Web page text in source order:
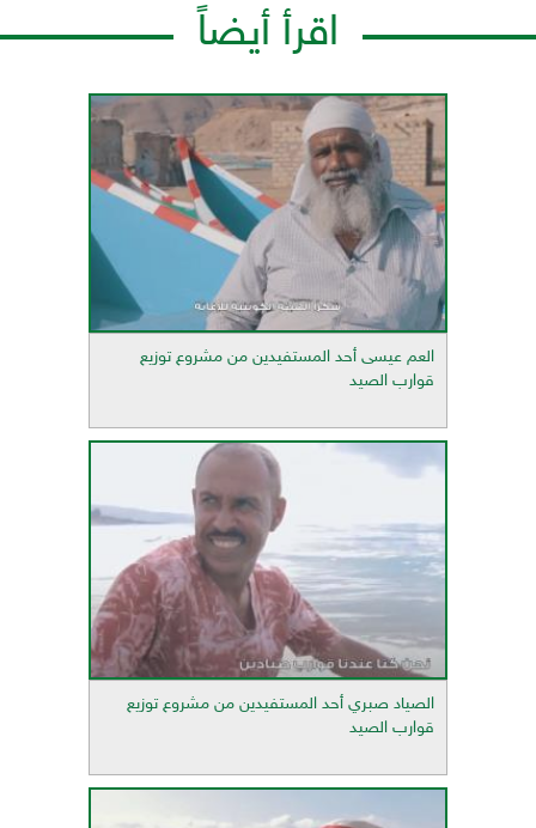
اقرأ أيضاً
العم عيسى أحد المستفيدين من مشروع توزيع
قوارب الصيد
الصياد صبري أحد المستفيدين من مشروع توزيع
قوارب الصيد